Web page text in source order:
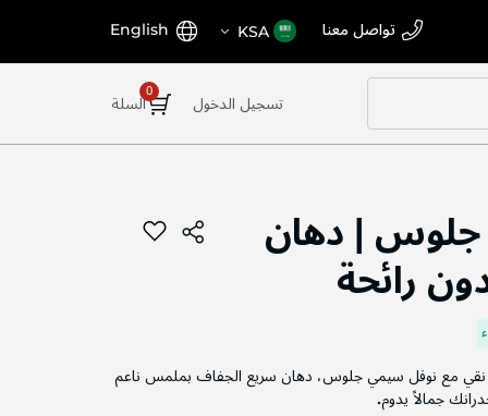
تواصل معنا اختر
المتجر
KSA اللغة English
السلة تسجيل الدخول
| دهان
رائحة
نقي مع نوفل سيمي جلوس، دهان سريع الجفاف بملمس ناعم
جمالاً يدوم.